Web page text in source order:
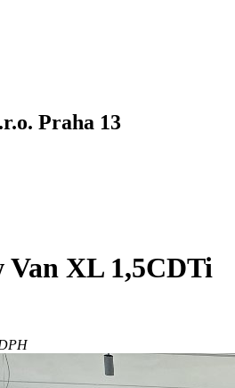
Praha 13
Van XL 1,5CDTi